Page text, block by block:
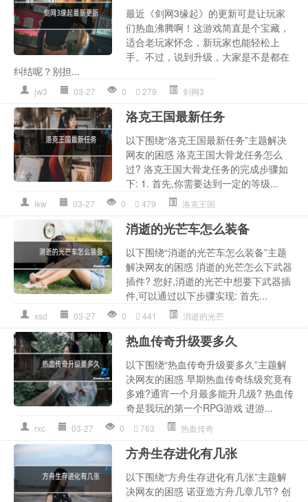
最近《剑网3缘起》的更新可是让玩家
们热血沸腾啊！这游戏简直是个宝藏，
适合老玩家怀念，新玩家也能轻松上
手。不过，说到升级，大家是不是都在
纠结呢？别担...
jw3 03-27 0 279 剑网3
洛克王国最新任务
以下围绕“洛克王国最新任务”主题解决
网友的困惑 洛克王国大骨龙任务怎么
过? 洛克王国大骨龙任务的完成步骤如
下: 1. 首先,你需要达到一定的等级...
lkw 03-27 0 479 洛克王国
消逝的光芒车怎么装备
以下围绕“消逝的光芒车怎么装备”主题
解决网友的困惑 消逝的光芒怎么下武器
插件? 您好,消逝的光芒中想要下武器插
件,可以通过以下步骤实现: 首先...
xsd 03-27 0 441 消逝的光芒
热血传奇升级要多久
以下围绕“热血传奇升级要多久”主题解
决网友的困惑 早期热血传奇练级究竟有
多难?通宵一个月最多能升几级? 热血传
奇是我玩的第一个RPG游戏 进游...
rxc 03-27 0 763 热血传奇
方舟生存进化有几张
以下围绕“方舟生存进化有几张”主题解
决网友的困惑 诺亚造方舟几章几节? 创